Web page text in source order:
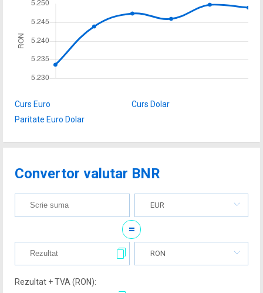
Curs Euro
Curs Dolar
Paritate Euro Dolar
Convertor valutar BNR
EUR
=
RON
Rezultat + TVA (RON):